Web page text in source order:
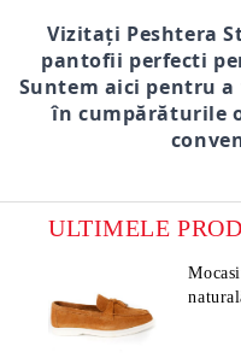
Vizitați Peshtera
pantofii perfecti
Suntem aici pentru
în cumpărăturile
ULTIMELE